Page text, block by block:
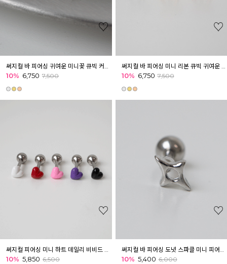
10% 6,750 7,500 10% 6,750 7,500
써지컬 피어싱 미니 하트 데일리 비비드 버블 포인트 피어싱 귓볼 아웃컨츠 귓바퀴
10% 5,850 6,500
써지컬 바 피어싱 도넛 스파클 미니 피어싱 이너컨츠 아웃컨츠 귓바퀴
10% 5,400 6,000